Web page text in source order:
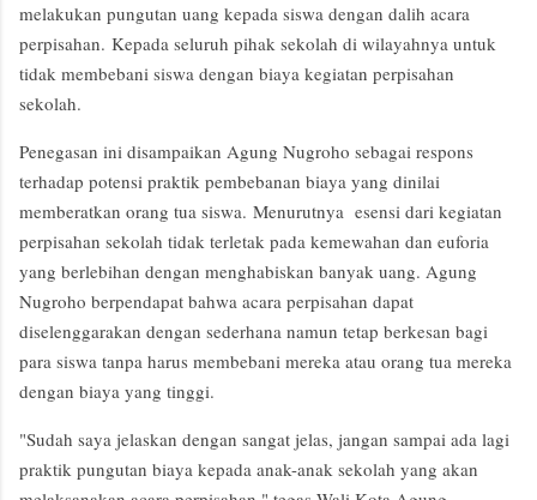
melakukan pungutan uang kepada siswa dengan dalih acara
perpisahan. Kepada seluruh pihak sekolah di wilayahnya untuk
tidak membebani siswa dengan biaya kegiatan perpisahan
sekolah.
Penegasan ini disampaikan Agung Nugroho sebagai respons
terhadap potensi praktik pembebanan biaya yang dinilai
memberatkan orang tua siswa. Menurutnya esensi dari kegiatan
perpisahan sekolah tidak terletak pada kemewahan dan euforia
yang berlebihan dengan menghabiskan banyak uang. Agung
Nugroho berpendapat bahwa acara perpisahan dapat
diselenggarakan dengan sederhana namun tetap berkesan bagi
para siswa tanpa harus membebani mereka atau orang tua mereka
dengan biaya yang tinggi.
"Sudah saya jelaskan dengan sangat jelas, jangan sampai ada lagi
praktik pungutan biaya kepada anak-anak sekolah yang akan